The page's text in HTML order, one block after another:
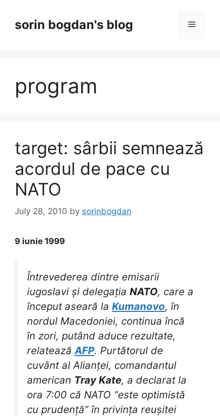
contentsorin bogdan's blog Menu
program
target: sârbii semnează
acordul de pace cu
NATO
July 28, 2010 by sorinbogdan
9 iunie 1999
Întrevederea dintre emisarii
iugoslavi și delegația NATO, care a
început aseară la Kumanovo, în
nordul Macedoniei, continua încă
în zori, putând aduce rezultate,
relateazăAFP. Purtătorul de
cuvânt al Alianței, comandantul
american Tray Kate, a declarat la
ora 7:00 că NATO “este optimistă
cu prudență” în privința reușitei